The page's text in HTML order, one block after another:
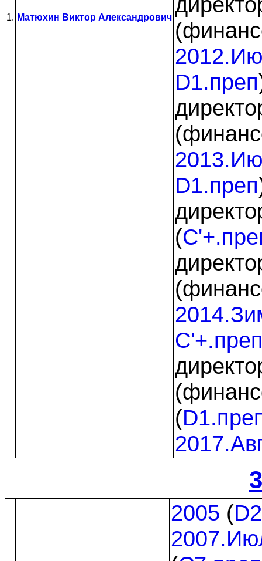
1. Матюхин Виктор Александрович
D1.преп
D1.преп
(
(
2005 (